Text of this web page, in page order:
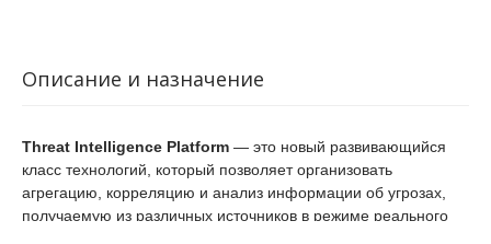
Описание и назначение
Threat Intelligence Platform — это новый развивающийся
класс технологий, который позволяет организовать
агрегацию, корреляцию и анализ информации об угрозах,
получаемую из различных источников в режиме реального